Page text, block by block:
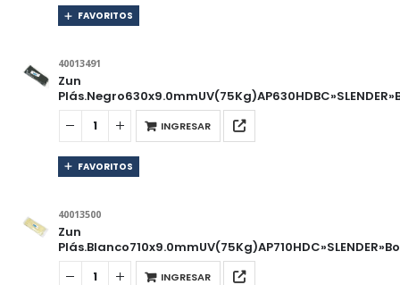
FAVORITOS
40013491
Zun
INGRESAR
FAVORITOS
40013500
Zun
INGRESAR